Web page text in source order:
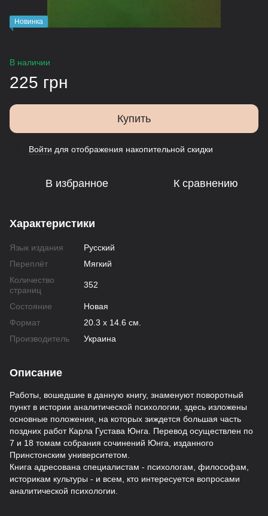
Новинка
В наличии
225 грн
Купить
Войти для отображения накопительной скидки
В избранное К сравнению
Характеристики
Язык издания
Русский
Переплёт
Мягкий
Количество
страниц
352
Состояние
Новая
Формат
20.3 х 14.6 см.
Производитель
Украина
Описание
Работы, вошедшие в данную книгу, знаменуют поворотный
пункт в истории аналитической психологии, здесь изложены
основные положения, на которых зиждется большая часть
поздних работ Карла Густава Юнга. Перевод осуществлен по
7 и 18 томам собрания сочинений Юнга, изданного
Принстонским университетом.
Книга адресована специалистам - психологам, философам,
историкам культуры - и всем, кто интересуется вопросами
аналитической психологии.